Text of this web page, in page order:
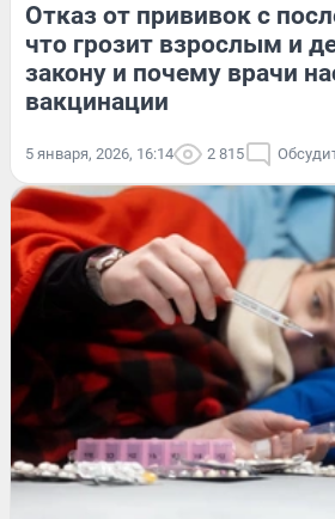
Отказ от прививок с
что грозит взрослым и
закону и почему врачи
вакцинации
5 января, 2026, 16:14 2 815